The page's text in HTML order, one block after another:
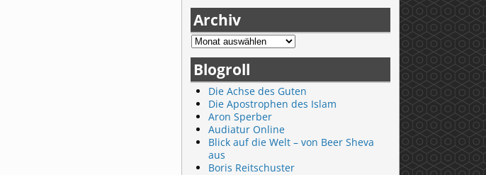
Archiv
Blogroll
Die Achse des Guten
Die Apostrophen des Islam
Aron Sperber
Audiatur Online
Blick auf die Welt – von Beer Sheva
aus
Boris Reitschuster